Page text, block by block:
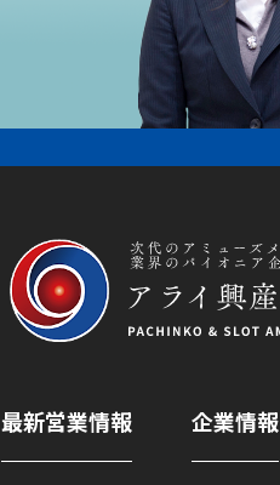
最新営業情報 企業情報